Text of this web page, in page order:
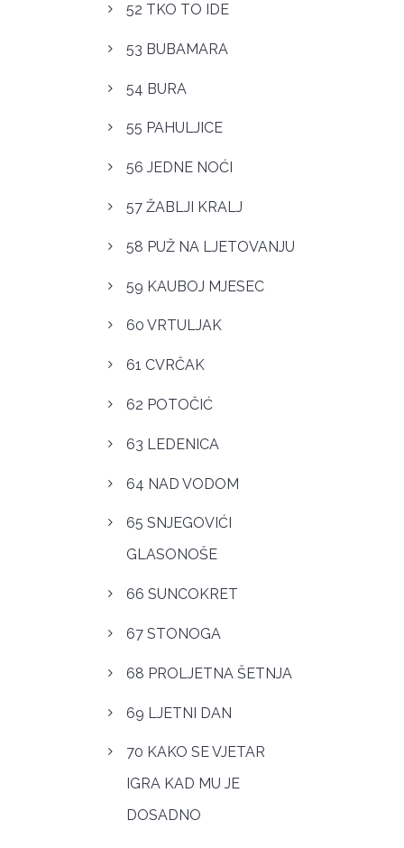
52 TKO TO IDE
53 BUBAMARA
54 BURA
55 PAHULJICE
56 JEDNE NOĆI
57 ŽABLJI KRALJ
58 PUŽ NA LJETOVANJU
59 KAUBOJ MJESEC
60 VRTULJAK
61 CVRČAK
62 POTOČIĆ
63 LEDENICA
64 NAD VODOM
65 SNJEGOVIĆI
GLASONOŠE
66 SUNCOKRET
67 STONOGA
68 PROLJETNA ŠETNJA
69 LJETNI DAN
70 KAKO SE VJETAR
IGRA KAD MU JE
DOSADNO